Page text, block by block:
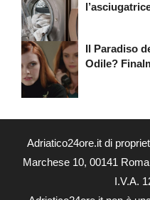
Il Paradiso
Odile?
Adriatico24ore.it di
Marchese 10, 00141
I.V.A.